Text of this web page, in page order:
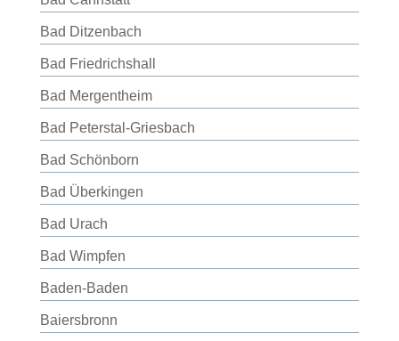
Bad Ditzenbach
Bad Friedrichshall
Bad Mergentheim
Bad Peterstal-Griesbach
Bad Schönborn
Bad Überkingen
Bad Urach
Bad Wimpfen
Baden-Baden
Baiersbronn